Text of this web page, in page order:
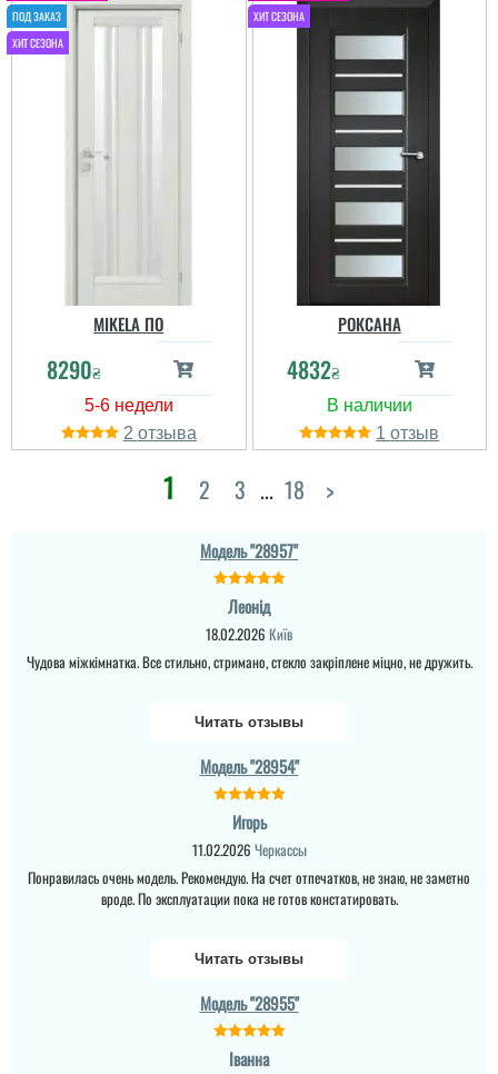
MIKELA ПО
8290₴
2
РОКСАНА
4832₴
1
1 2 3 ... 18 >
Модель "28957"
Леонід
18.02.2026 Київ
Чудова міжкімнатка. Все стильно, стримано, стекло закріплене міцно, не дружить.
Читать отзывы
Модель "28954"
Игорь
11.02.2026 Черкассы
Понравилась очень модель. Рекомендую. На счет отпечатков, не знаю, не заметно
вроде. По эксплуатации пока не готов констатировать.
Читать отзывы
Модель "28955"
Іванна